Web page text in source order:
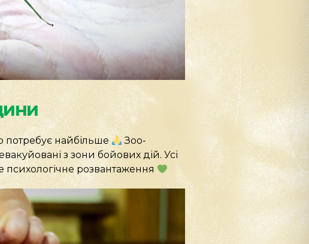
потребує найбільше
Зоо-
з зони бойових дій. Усі
психологічне розвантаження